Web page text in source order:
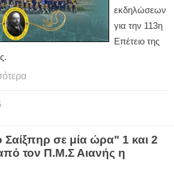
εκδηλώσεων
για την 113η
Επέτειο της
σε μία ώρα" 1 και 2
τον Π.Μ.Σ Αιανής η